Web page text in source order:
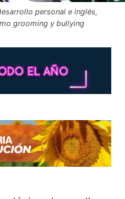
personal e inglés,
grooming y bullying